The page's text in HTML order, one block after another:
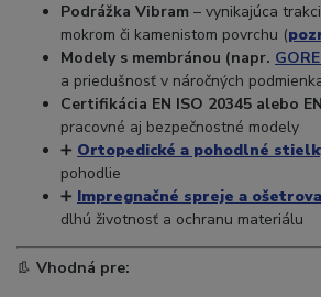
Podrážka Vibram – vynikajúca
mokrom či kamenistom povrchu (
Modely s membránou (napr.
a priedušnosť v náročných
Certifikácia EN ISO 20345 alebo
pracovné aj bezpečnostné modely
➕ Ortopedické a pohodlné
pohodlie
➕ Impregnačné spreje a
dlhú životnosť a ochranu materiálu
👢 Vhodná pre: